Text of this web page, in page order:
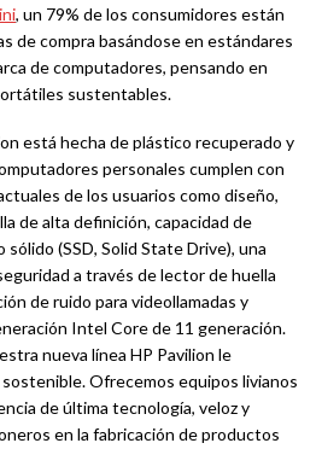
, un 79% de los consumidores están
de compra basándose en estándares
de computadores, pensando en
sustentables.
está hecha de plástico recuperado y
personales cumplen con
de los usuarios como diseño,
de alta definición, capacidad de
(SSD, Solid State Drive), una
a través de lector de huella
de ruido para videollamadas y
Intel Core de 11 generación.
nueva línea HP Pavilion le
Ofrecemos equipos livianos
de última tecnología, veloz y
en la fabricación de productos